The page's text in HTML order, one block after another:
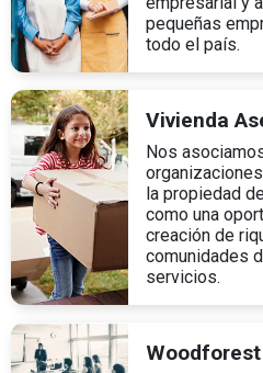
pequeñas
todo el país.
Vivienda
Nos
la propiedad
como una
creación de
comunidades
servicios.
Woodforest